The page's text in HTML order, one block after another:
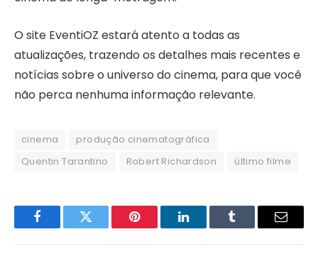
O site EventiOZ estará atento a todas as
atualizações, trazendo os detalhes mais recentes e
notícias sobre o universo do cinema, para que você
não perca nenhuma informação relevante.
cinema
produção cinematográfica
Quentin Tarantino
Robert Richardson último filme
FacebookTwitter Pinterest LinkedInTumblr Email